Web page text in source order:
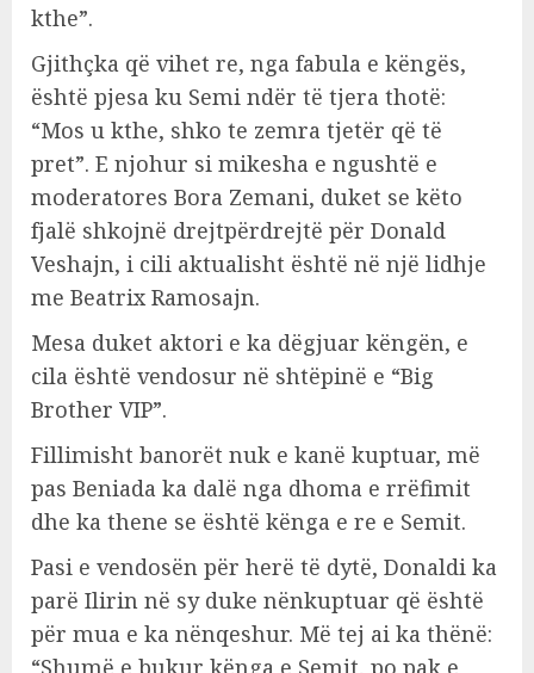
kthe”.
Gjithçka që vihet re, nga fabula e këngës,
është pjesa ku Semi ndër të tjera thotë:
“Mos u kthe, shko te zemra tjetër që të
pret”. E njohur si mikesha e ngushtë e
moderatores Bora Zemani, duket se këto
fjalë shkojnë drejtpërdrejtë për Donald
Veshajn, i cili aktualisht është në një lidhje
me Beatrix Ramosajn.
Mesa duket aktori e ka dëgjuar këngën, e
cila është vendosur në shtëpinë e “Big
Brother VIP”.
Fillimisht banorët nuk e kanë kuptuar, më
pas Beniada ka dalë nga dhoma e rrëfimit
dhe ka thene se është kënga e re e Semit.
Pasi e vendosën për herë të dytë, Donaldi ka
parë Ilirin në sy duke nënkuptuar që është
për mua e ka nënqeshur. Më tej ai ka thënë:
“Shumë e bukur kënga e Semit, po pak e